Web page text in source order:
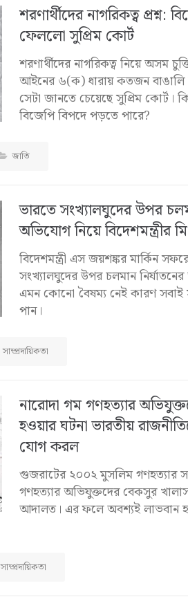
শরণার্থীদের নাগরিকত্ব প্রশ্ন:
ফেললো সুপ্রিম কোর্ট
শরণার্থীদের নাগরিকত্ব নিয়ে অসম
আইনের ৬(ক) ধারায় কতজন বাঙালি
সেটা জানতে চেয়েছে সুপ্রিম কোর্ট।
বিজেপি বিপদে পড়তে পারে?
জাতি
ভারতে সংখ্যালঘুদের উপর
অভিযোগ নিয়ে বিদেশমন্ত্রীর
বিদেশমন্ত্রী এস জয়শঙ্কর মার্কিন
সংখ্যালঘুদের উপর চলমান
এমন কোনো বৈষম্য নেই কারণ সবাই
পান।
সাম্প্রদায়িকতা
নারোদা গম গণহত্যার
হওয়ার ঘটনা ভারতীয়
যোগ করল
গুজরাটের ২০০২ মুসলিম গণহত্যার
গণহত্যার অভিযুক্তদের বেকসুর
আদালত। এর ফলে অবশ্যই লাভবান
সাম্প্রদায়িকতা